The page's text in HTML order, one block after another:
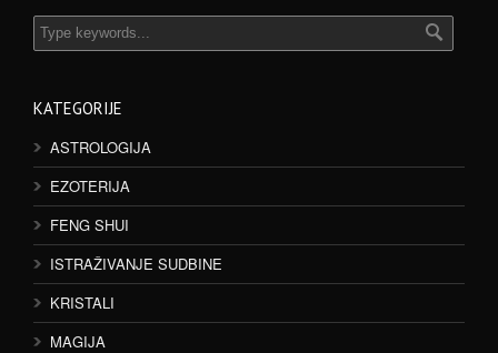
KATEGORIJE
ASTROLOGIJA
EZOTERIJA
FENG SHUI
ISTRAŽIVANJE SUDBINE
KRISTALI
MAGIJA